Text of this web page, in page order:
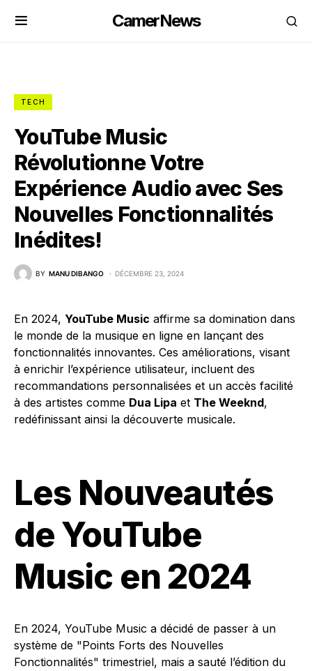
CamerNews
TECH
YouTube Music
Révolutionne Votre
Expérience Audio avec Ses
Nouvelles Fonctionnalités
Inédites!
BY MANU DIBANGO DÉCEMBRE 23, 2024
En 2024, YouTube Music affirme sa domination dans
le monde de la musique en ligne en lançant des
fonctionnalités innovantes. Ces améliorations, visant
à enrichir l’expérience utilisateur, incluent des
recommandations personnalisées et un accès facilité
à des artistes comme Dua Lipa et The Weeknd,
redéfinissant ainsi la découverte musicale.
Les Nouveautés
de YouTube
Music en 2024
En 2024, YouTube Music a décidé de passer à un
système de "Points Forts des Nouvelles
Fonctionnalités" trimestriel, mais a sauté l’édition du